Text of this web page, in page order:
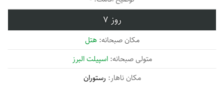
7
هتل
اسپیلت البرز
رستوران